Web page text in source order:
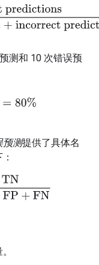
+ incorrect
测和 10 次错误预
80%
预测提供了具体名
+FP+